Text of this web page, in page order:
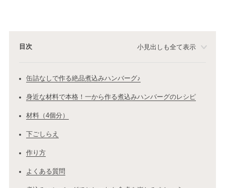
目次 小見出しも全て表示
缶詰なしで作る絶品煮込みハンバーグ♪
身近な材料で本格！一から作る煮込みハンバーグのレシピ
材料（4個分）
下ごしらえ
作り方
よくある質問